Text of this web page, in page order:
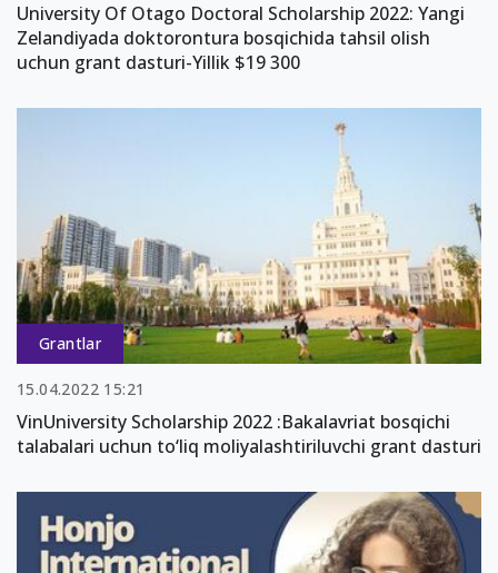
University Of Otago Doctoral Scholarship 2022: Yangi
Zelandiyada doktorontura bosqichida tahsil olish
uchun grant dasturi-Yillik $19 300
Grantlar
15.04.2022 15:21
VinUniversity Scholarship 2022 :Bakalavriat bosqichi
talabalari uchun to‘liq moliyalashtiriluvchi grant dasturi